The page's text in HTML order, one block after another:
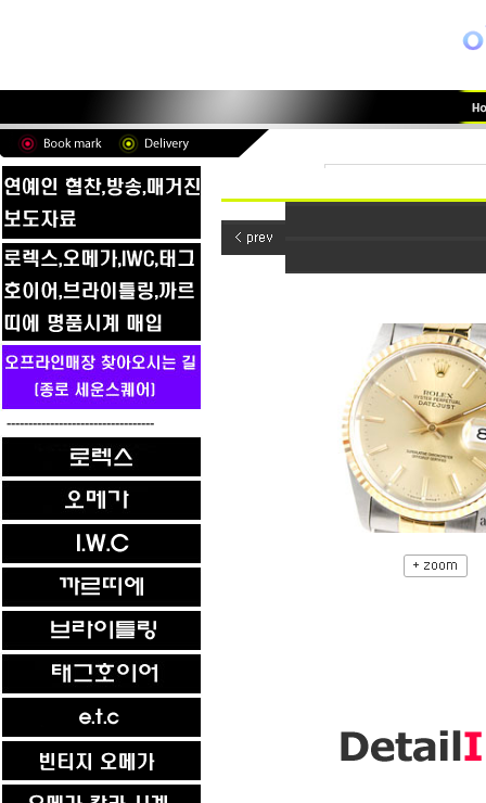
----------------------------------